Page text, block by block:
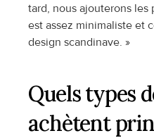
tard, nous ajouterons les
est assez minimaliste et
design scandinave. »
Quels types
achètent